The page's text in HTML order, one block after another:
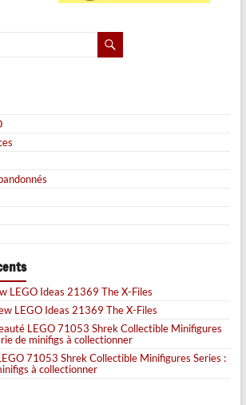
LEGO Ideas 21369 The X-Files
LEGO Ideas 21369 The X-Files
LEGO 71053 Shrek Collectible Minifigures
de minifigs à collectionner
71053 Shrek Collectible Minifigures Series :
à collectionner